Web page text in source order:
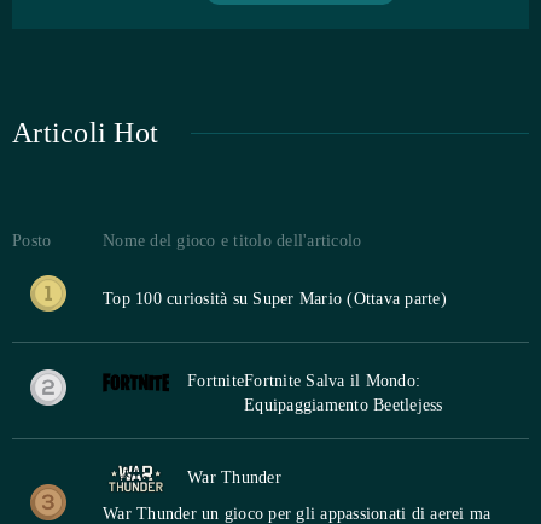
Articoli Hot
Posto Nome del gioco e titolo dell'articolo
Top 100 curiosità su Super Mario (Ottava parte)
FortniteFortnite Salva il Mondo:
Equipaggiamento Beetlejess
War Thunder
War Thunder un gioco per gli appassionati di aerei ma